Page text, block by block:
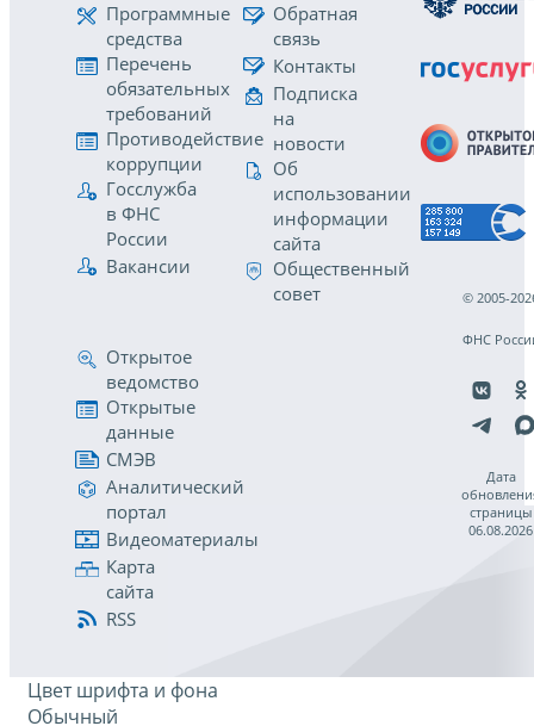
Программные
средства
Перечень
обязательных
требований
Противодействие
коррупции
Госслужба
в ФНС
России
Вакансии
Обратная
связь
Контакты
Подписка
на
новости
Об
использовании
информации
сайта
Общественный
совет
Открытое
ведомство
Открытые
данные
СМЭВ
Аналитический
портал
Видеоматериалы
Карта
сайта
RSS
© 2005-
ФНС
Дата
страницы
06.08.2026
Цвет шрифта и фона
Обычный